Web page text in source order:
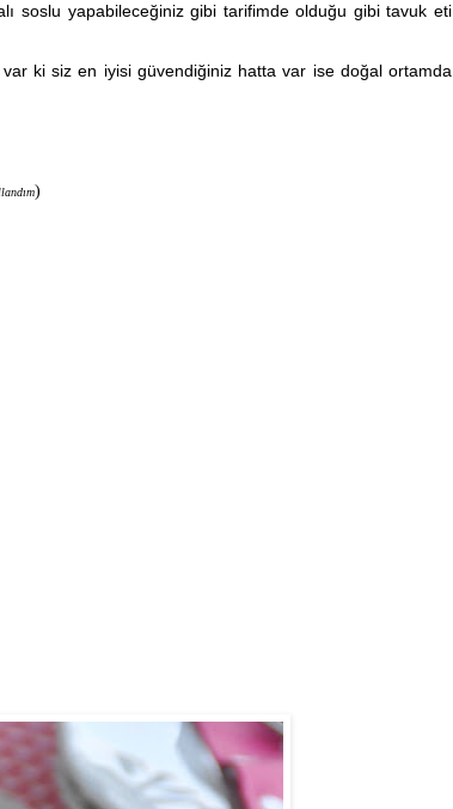
soslu yapabileceğiniz gibi tarifimde olduğu gibi tavuk eti
ki siz en iyisi güvendiğiniz hatta var ise doğal ortamda
)